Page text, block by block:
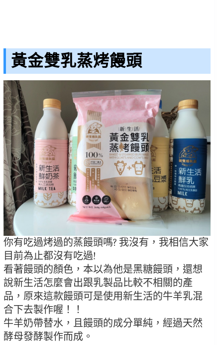
黃金雙乳蒸烤饅頭
你有吃過烤過的蒸饅頭嗎? 我沒有，我相信大家
目前為止都沒有吃過!
看著饅頭的顏色，本以為他是黑糖饅頭，還想
說新生活怎麼會出跟乳製品比較不相關的產
品，原來這款饅頭可是使用新生活的牛羊乳混
合下去製作喔！！
牛羊奶帶替水，且饅頭的成分單純，經過天然
酵母發酵製作而成。